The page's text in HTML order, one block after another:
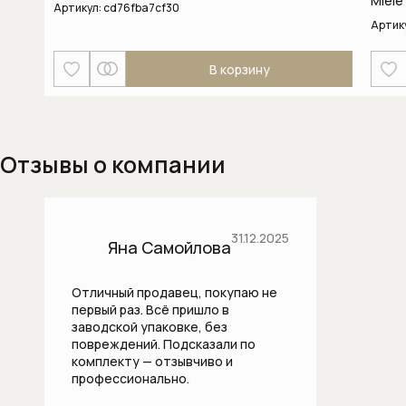
Напольные смесители для ванны
Смесители для ванны
Смесители для душа
Смесители для кухни
Артикул:cd76fba7cf30
В корзину
Отзывы о компании
Яна Самойлова31.12.2025
Отличный продавец, покупаю не
первый раз. Всё пришло в
заводской упаковке, без
повреждений. Подсказали по
комплекту — отзывчиво и
профессионально.